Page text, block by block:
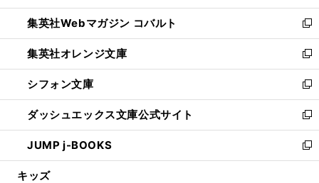
開
く
ウ
で
開
く
ン
ド
ウ
で
開
く
ウ
ィ
ン
ド
ウ
で
開
く
集英社Webマガジン コバルト
新
し
い
ウ
ィ
ン
ド
ウ
で
開
集英社オレンジ文庫
新
し
い
ウ
ィ
ン
ド
ウ
シフォン文庫
新
し
い
ウ
ィ
ン
ダッシュエックス文庫公式サイト
新
し
い
ウ
JUMP j-BOOKS
新
し
キッズ